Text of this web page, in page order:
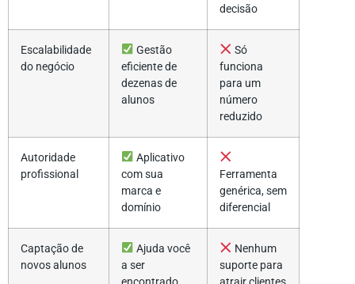
decisão
Escalabilidade
do negócio
Gestão
eficiente de
dezenas de
alunos
Só
funciona
para um
número
reduzido
Autoridade
profissional
Aplicativo
com sua
marca e
domínio
Ferramenta
genérica, sem
diferencial
Captação de
novos alunos
Ajuda você
a ser
Nenhum
suporte para